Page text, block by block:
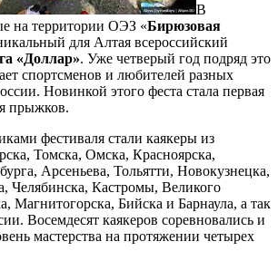
В
на территории ОЭЗ «Бирюзовая
для Алтая всероссийский
«Доллар». Уже четверый год подряд это
спортсменов и любителей разных
Новинкой этого феста стала первая
прыжков.
фестиваля стали каякеры из
Томска, Омска, Красноярска,
Арсеньева, Тольятти, Новокузнецка,
Челябинска, Кастромы, Великого
Магнитогорска, Бийска и Барнаула, а так
Восемдесят каякеров соревновались и
мастерства на протяжении четырех